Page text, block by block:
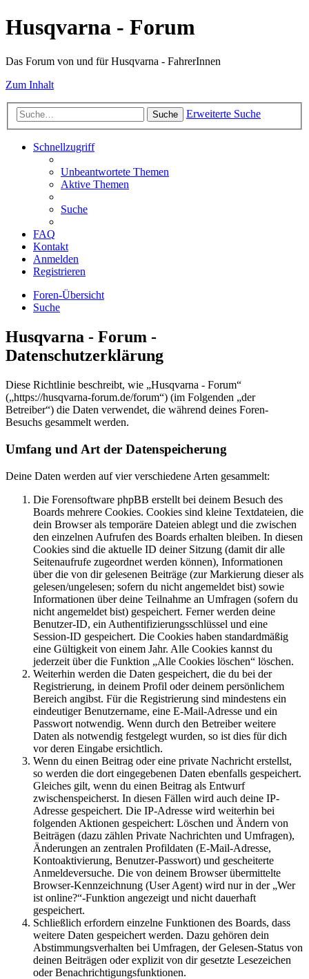
Husqvarna - Forum
Das Forum von und für Husqvarna - FahrerInnen
Zum Inhalt
Suche Erweiterte Suche
Schnellzugriff
Unbeantwortete Themen
Aktive Themen
Suche
FAQ
Kontakt
Anmelden
Registrieren
Foren-Übersicht
Suche
Husqvarna - Forum -
Datenschutzerklärung
Diese Richtlinie beschreibt, wie „Husqvarna - Forum“
(„https://husqvarna-forum.de/forum“) (im Folgenden „der
Betreiber“) die Daten verwendet, die während deines Foren-
Besuchs gesammelt werden.
Umfang und Art der Datenspeicherung
Deine Daten werden auf vier verschiedene Arten gesammelt:
Die Forensoftware phpBB erstellt bei deinem Besuch des
Boards mehrere Cookies. Cookies sind kleine Textdateien, die
dein Browser als temporäre Dateien ablegt und die zwischen
den einzelnen Aufrufen des Boards erhalten bleiben. In diesen
Cookies sind die aktuelle ID deiner Sitzung (damit dir alle
Seitenaufrufe zugeordnet werden können), Informationen
über die von dir gelesenen Beiträge (zur Markierung dieser als
gelesen/ungelesen; sofern du nicht angemeldet bist) sowie
Informationen über deine Teilnahme an Umfragen (sofern du
nicht angemeldet bist) gespeichert. Ferner werden deine
Benutzer-ID, ein Authentifizierungsschlüssel und eine
Session-ID gespeichert. Die Cookies haben standardmäßig
eine Gültigkeit von einem Jahr. Alle Cookies kannst du
jederzeit über die Funktion „Alle Cookies löschen“ löschen.
Weiterhin werden die Daten gespeichert, die du bei der
Registrierung, in deinem Profil oder deinem persönlichem
Bereich angibst. Für die Registrierung sind mindestens ein
eindeutiger Benutzername, eine E-Mail-Adresse und ein
Passwort notwendig. Wenn durch den Betreiber weitere
Daten als notwendig festgelegt wurden, so ist dies für dich
vor deren Eingabe ersichtlich.
Wenn du einen Beitrag oder eine private Nachricht erstellst,
so werden die dort eingegebenen Daten ebenfalls gespeichert.
Gleiches gilt, wenn du einen Beitrag als Entwurf
zwischenspeicherst. In diesen Fällen wird auch deine IP-
Adresse gespeichert. Die IP-Adresse wird weiterhin bei
folgenden Aktionen gespeichert: Löschen und Ändern von
Beiträgen (dazu zählen Private Nachrichten und Umfragen),
Änderungen an zentralen Profildaten (E-Mail-Adresse,
Kontoaktivierung, Benutzer-Passwort) und gescheiterte
Anmeldeversuche. Die von deinem Browser übermittelte
Browser-Kennzeichnung (User Agent) wird nur in der „Wer
ist online?“-Funktion angezeigt und nicht dauerhaft
gespeichert.
Schließlich erfordern einzelne Funktionen des Boards, dass
weitere Daten gespeichert werden. Dazu gehören dein
Abstimmungsverhalten bei Umfragen, der Gelesen-Status von
deinen Beiträgen oder explizit von dir gesetzte Lesezeichen
oder Benachrichtigungsfunktionen.